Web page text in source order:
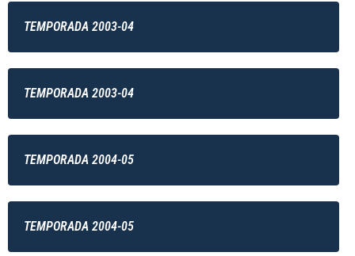
TEMPORADA 2003-04
TEMPORADA 2003-04
TEMPORADA 2004-05
TEMPORADA 2004-05